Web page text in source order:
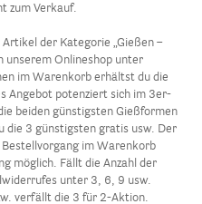
zum Verkauf.
der Kategorie „Gießen –
unserem Onlineshop unter
im Warenkorb erhältst du die
Angebot potenziert sich im 3er-
beiden günstigsten Gießformen
die 3 günstigsten gratis usw. Der
im Warenkorb
möglich. Fällt die Anzahl der
unter 3, 6, 9 usw.
verfällt die 3 für 2-Aktion.